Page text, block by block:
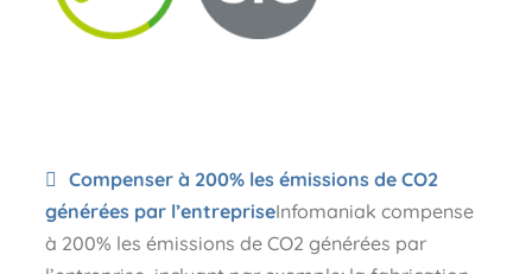
Compenser à 200% les émissions de CO2
générées par l’entrepriseInfomaniak compense
à 200% les émissions de CO2 générées par